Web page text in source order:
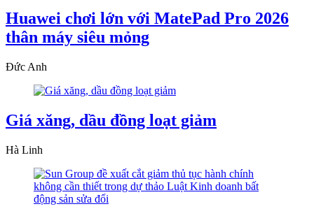
Huawei chơi lớn với MatePad Pro 2026
thân máy siêu mỏng
Đức Anh
Giá xăng, dầu đồng loạt giảm
Hà Linh